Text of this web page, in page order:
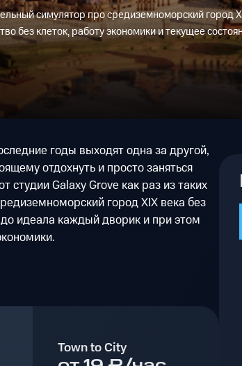
симулятор про средиземноморский город
без клеток, работу экономики и текущее
годы выходят одна за другой,
отдохнуть и просто заняться
студии Galaxy Grove как раз из таких
город XIX века без
идеала каждый дворик и при этом
Town to City